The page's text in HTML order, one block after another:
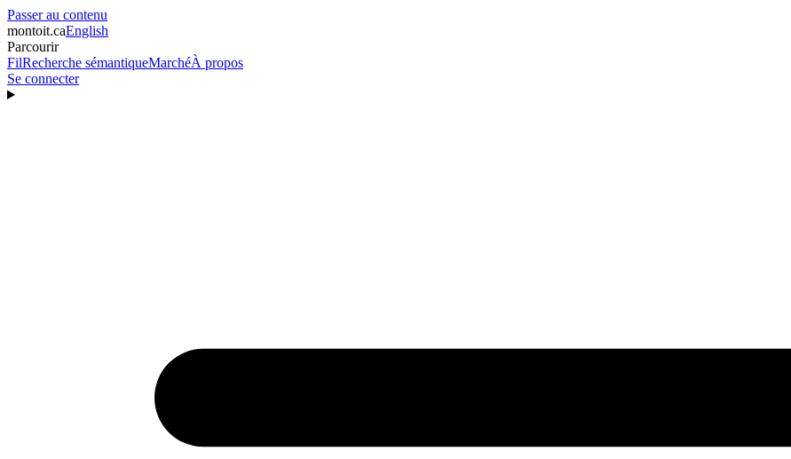
Passer au contenu
montoit.caEnglish
Parcourir
FilRecherche sémantiqueMarchéÀ propos
Se connecter